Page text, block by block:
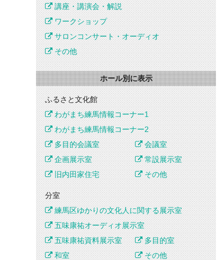
講座・講演会・解説
ワークショップ
サロンコンサート・オーディオ
その他
ホール別に表示
ふるさと文化館
わがまち練馬情報コーナー1
わがまち練馬情報コーナー2
多目的会議室
会議室
企画展示室
常設展示室
旧内田家住宅
その他
分室
練馬区ゆかりの文化人に関する展示室
五味康祐オーディオ展示室
五味康祐資料展示室
多目的室
和室
その他